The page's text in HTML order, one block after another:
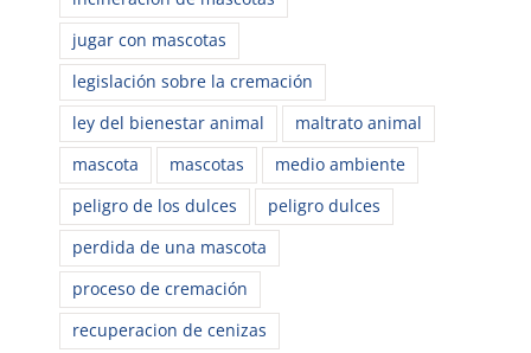
jugar con mascotas
legislación sobre la cremación
ley del bienestar animal
maltrato animal
mascota
mascotas
medio ambiente
peligro de los dulces
peligro dulces
perdida de una mascota
proceso de cremación
recuperacion de cenizas